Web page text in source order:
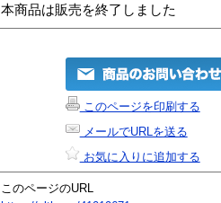
本商品は販売を終了しました
このページを印刷する
メールでURLを送る
お気に入りに追加する
このページのURL